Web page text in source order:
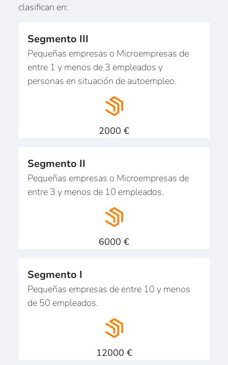
clasifican en:
Segmento III
Pequeñas empresas o Microempresas de
entre 1 y menos de 3 empleados y
personas en situación de autoempleo.
2000 €
Segmento II
Pequeñas empresas o Microempresas de
entre 3 y menos de 10 empleados.
6000 €
Segmento I
Pequeñas empresas de entre 10 y menos
de 50 empleados.
12000 €